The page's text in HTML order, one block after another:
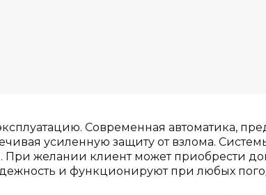
Современная автоматика,
усиленную защиту от взлома.
желании клиент может приобрести
и функционируют при любых